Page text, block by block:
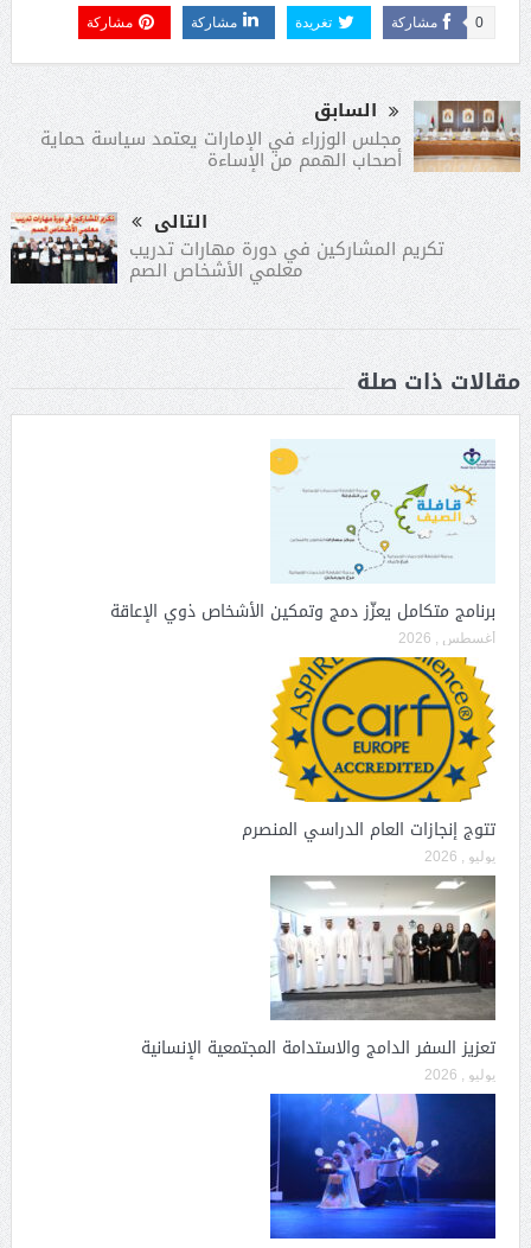
مشاركة 0 تغريدة مشاركة مشاركة
السابق
مجلس الوزراء في الإمارات يعتمد سياسة حماية
أصحاب الهمم من الإساءة
التالى
تكريم المشاركين في دورة مهارات تدريب
معلمي الأشخاص الصم
مقالات ذات صلة
برنامج متكامل يعزّز دمج وتمكين الأشخاص ذوي الإعاقة
أغسطس , 2026
تتوج إنجازات العام الدراسي المنصرم
يوليو , 2026
تعزيز السفر الدامج والاستدامة المجتمعية الإنسانية
يوليو , 2026